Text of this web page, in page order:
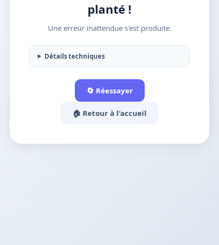
planté !
Une erreur inattendue s'est produite.
Détails techniques
🔄 Réessayer
🏠 Retour à l'accueil